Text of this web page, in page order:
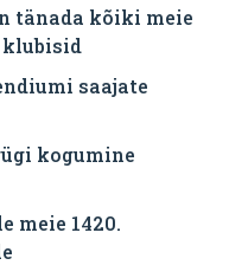
tänada kõiki meie
saajate
kogumine
meie 1420.